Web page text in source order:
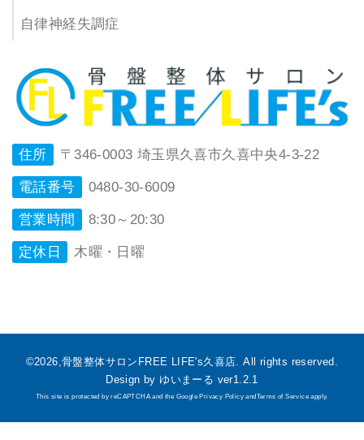
自律神経失調症
住所 〒346-0003 埼玉県久喜市久喜中央4-3-22
電話番号 0480-30-6009
営業時間 8:30～20:30
定休日 木曜・日曜
©2026,骨盤整体サロンFREE LIFE's久喜店. All rights reserved.
Design by ゆいまーる ver1.2.1
This site is protected by reCAPTCHA and the Google Privacy Policy andTerms of Service apply.